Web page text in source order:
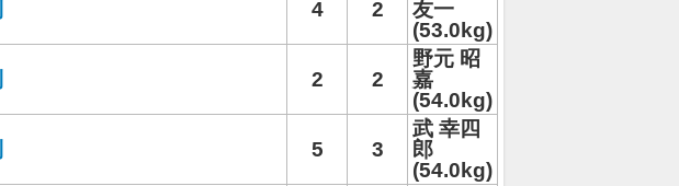
4 2
友一
(53.0kg)
2 2
野元 昭
嘉
(54.0kg)
5 3
武 幸四
郎
(54.0kg)